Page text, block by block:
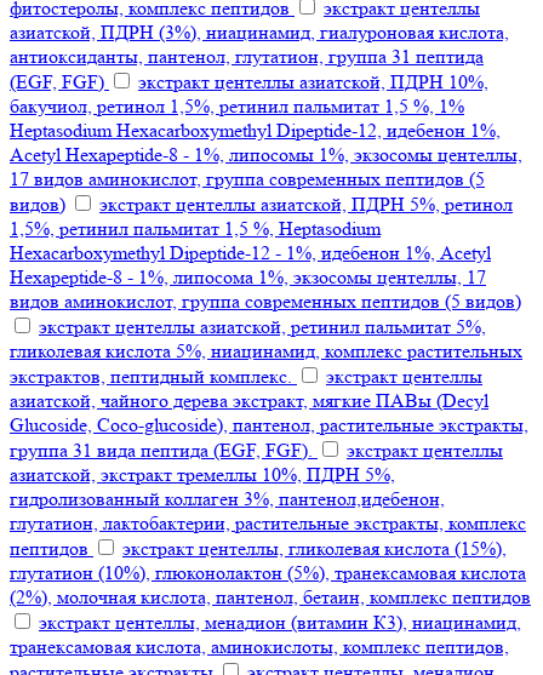
фитостеролы, комплекс пептидов
экстракт центеллы
азиатской, ПДРН (3%), ниацинамид, гиалуроновая кислота,
антиоксиданты, пантенол, глутатион, группа 31 пептида
(EGF, FGF)
экстракт центеллы азиатской, ПДРН 10%,
бакучиол, ретинол 1,5%, ретинил пальмитат 1,5 %, 1%
Heptasodium Hexacarboxymethyl Dipeptide-12, идебенон 1%,
Acetyl Hexapeptide-8 - 1%, липосомы 1%, экзосомы центеллы,
17 видов аминокислот, группа современных пептидов (5
видов)
экстракт центеллы азиатской, ПДРН 5%, ретинол
1,5%, ретинил пальмитат 1,5 %, Heptasodium
Hexacarboxymethyl Dipeptide-12 - 1%, идебенон 1%, Acetyl
Hexapeptide-8 - 1%, липосома 1%, экзосомы центеллы, 17
видов аминокислот, группа современных пептидов (5 видов)
экстракт центеллы азиатской, ретинил пальмитат 5%,
гликолевая кислота 5%, ниацинамид, комплекс растительных
экстрактов, пептидный комплекс.
экстракт центеллы
азиатской, чайного дерева экстракт, мягкие ПАВы (Decyl
Glucoside, Coco-glucoside), пантенол, растительные экстракты,
группа 31 вида пептида (EGF, FGF).
экстракт центеллы
азиатской, экстракт тремеллы 10%, ПДРН 5%,
гидролизованный коллаген 3%, пантенол,идебенон,
глутатион, лактобактерии, растительные экстракты, комплекс
пептидов
экстракт центеллы, гликолевая кислота (15%),
глутатион (10%), глюконолактон (5%), транексамовая кислота
(2%), молочная кислота, пантенол, бетаин, комплекс пептидов
экстракт центеллы, менадион (витамин К3), ниацинамид,
транексамовая кислота, аминокислоты, комплекс пептидов,